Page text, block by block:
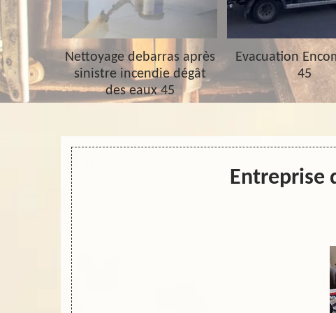
45
Nettoyage debarras après
sinistre incendie dégât
des eaux 45
Evacuation
45
Entreprise